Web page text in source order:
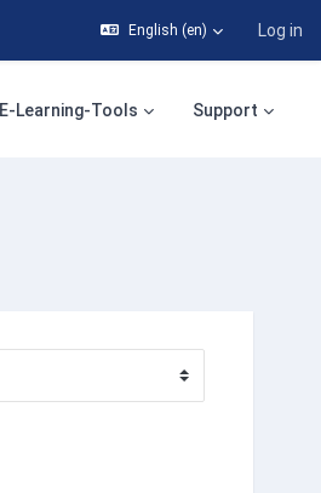
English ‎(en)‎ Log in
E-Learning-Tools Support